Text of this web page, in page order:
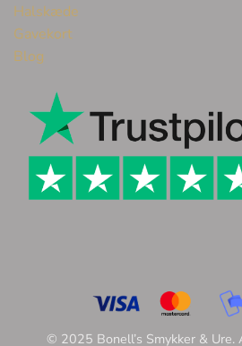
Halskæde
Gavekort
Blog
© 2025 Bonell’s Smykker & Ure.